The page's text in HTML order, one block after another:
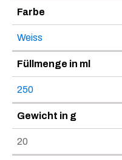
Farbe
Weiss
Füllmenge in ml
250
Gewicht in g
20